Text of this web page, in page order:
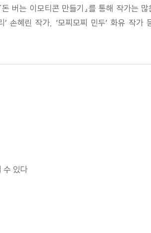
버는 이모티콘 만들기』를 통해 작가는
손혜린 작가, ‘모찌모찌 민두’ 화유 작
수 있다